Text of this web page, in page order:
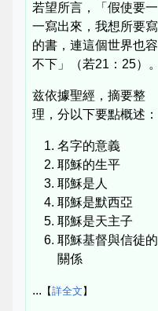
若望所言，「假使要一
一寫出來，我想所要寫
的書，連這個世界也容
不下」（若21：25）。
兹依據聖經，摘要整
理，分以下要點概述：
名字的意義
耶穌的生平
耶穌是人
耶穌是默西亞
耶穌是天主子
耶穌基督與信徒的
關係
... 【詳全文 】